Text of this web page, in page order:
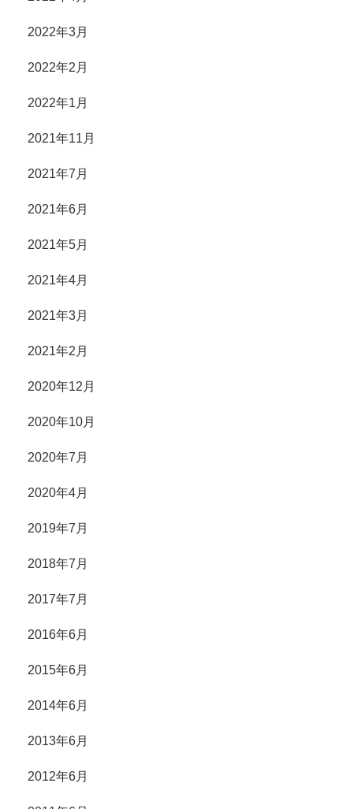
2022年3月
2022年2月
2022年1月
2021年11月
2021年7月
2021年6月
2021年5月
2021年4月
2021年3月
2021年2月
2020年12月
2020年10月
2020年7月
2020年4月
2019年7月
2018年7月
2017年7月
2016年6月
2015年6月
2014年6月
2013年6月
2012年6月